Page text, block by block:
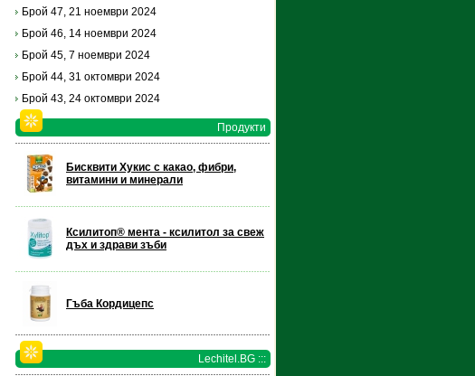
Брой 47, 21 ноември 2024
Брой 46, 14 ноември 2024
Брой 45, 7 ноември 2024
Брой 44, 31 октомври 2024
Брой 43, 24 октомври 2024
Продукти
Бисквити Хукис с какао, фибри,
витамини и минерали
Ксилитоп® мента - ксилитол за свеж
дъх и здрави зъби
Гъба Кордицепс
Lechitel.BG :::